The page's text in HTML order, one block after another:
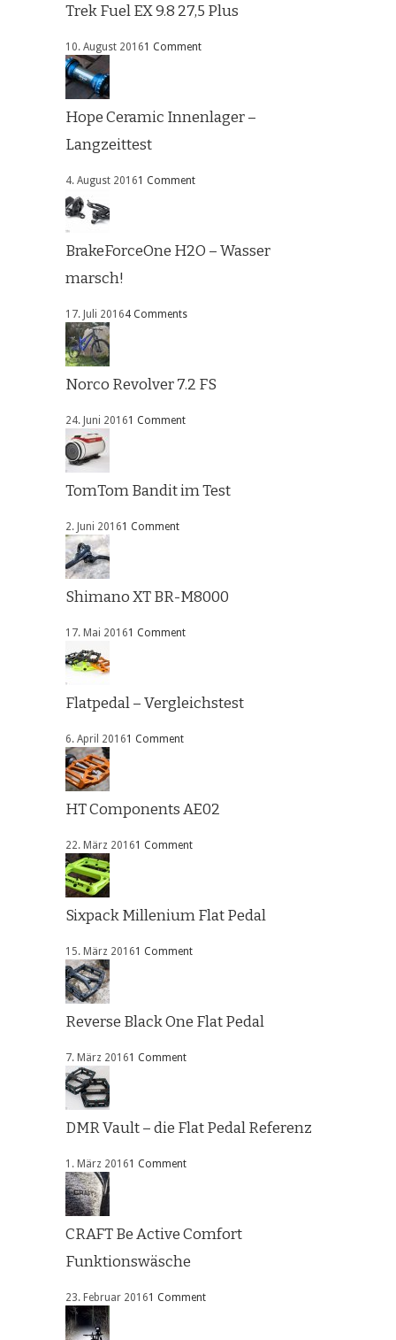
Trek Fuel EX 9.8 27,5 Plus
10. August 20161 Comment
Hope Ceramic Innenlager –
Langzeittest
4. August 20161 Comment
BrakeForceOne H2O – Wasser
marsch!
17. Juli 20164 Comments
Norco Revolver 7.2 FS
24. Juni 20161 Comment
TomTom Bandit im Test
2. Juni 20161 Comment
Shimano XT BR-M8000
17. Mai 20161 Comment
Flatpedal – Vergleichstest
6. April 20161 Comment
HT Components AE02
22. März 20161 Comment
Sixpack Millenium Flat Pedal
15. März 20161 Comment
Reverse Black One Flat Pedal
7. März 20161 Comment
DMR Vault – die Flat Pedal Referenz
1. März 20161 Comment
CRAFT Be Active Comfort
Funktionswäsche
23. Februar 20161 Comment